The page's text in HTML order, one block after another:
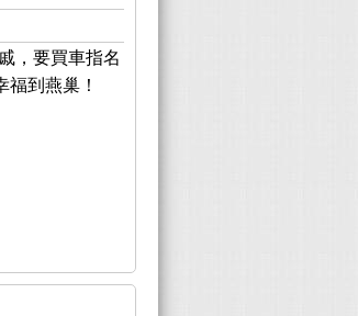
，要買車指名
到燕巢！